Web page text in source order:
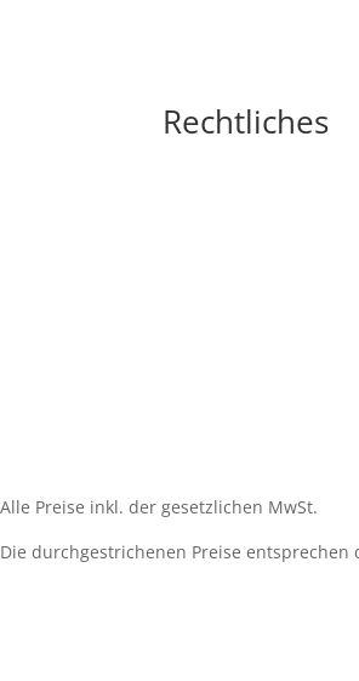
Rechtliches
Alle Preise inkl. der gesetzlichen MwSt.
Die durchgestrichenen Preise